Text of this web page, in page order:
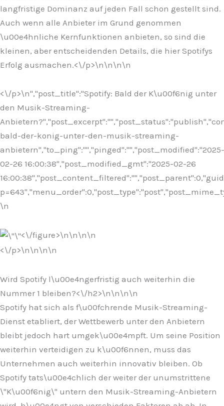
langfristige Dominanz auf jeden Fall schon gestellt sind.
Auch wenn alle Anbieter im Grund genommen
\u00e4hnliche Kernfunktionen anbieten, so sind die
kleinen, aber entscheidenden Details, die hier Spotifys
Erfolg ausmachen.<\/p>\n\n\n\n
<\/p>\n","post_title":"Spotify: Bald der K\u00f6nig unter
den Musik-Streaming-
bald-der-konig-unter-den-musik-streaming-
anbietern","to_ping":"","pinged":"","post_modified":"2025-
02-26 16:00:38","post_modified_gmt":"2025-02-26
\n
<\/figure>\n\n\n\n
<\/p>\n\n\n\n
Wird Spotify l\u00e4ngerfristig auch weiterhin die
Nummer 1 bleiben?<\/h2>\n\n\n\n
Spotify hat sich als f\u00fchrende Musik-Streaming-
Dienst etabliert, der Wettbewerb unter den Anbietern
bleibt jedoch hart umgek\u00e4mpft. Um seine Position
weiterhin verteidigen zu k\u00f6nnen, muss das
Unternehmen auch weiterhin innovativ bleiben. Ob
Spotify tats\u00e4chlich der weiter der unumstrittene
\"K\u00f6nig\" untern den Musik-Streaming-Anbietern